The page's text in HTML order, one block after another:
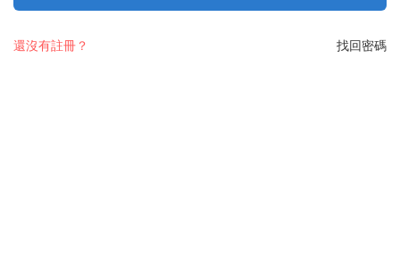
找回密碼
還沒有註冊？